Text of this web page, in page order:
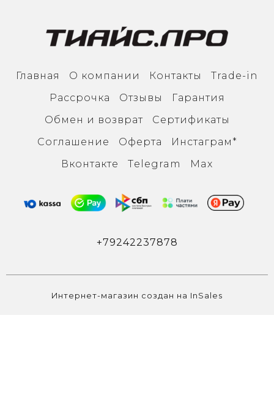
Главная О компании Контакты
Trade-in
Рассрочка
Отзывы
Гарантия
Обмен и возврат
Сертификаты
Соглашение
Оферта
Инcтаграм*
Вконтакте
Тelegram Max
+79242237878
Интернет-магазин создан на InSales